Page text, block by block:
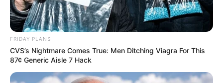
FRIDAY PLANS
CVS’s Nightmare Comes True: Men Ditching Viagra For This
87¢ Generic Aisle 7 Hack